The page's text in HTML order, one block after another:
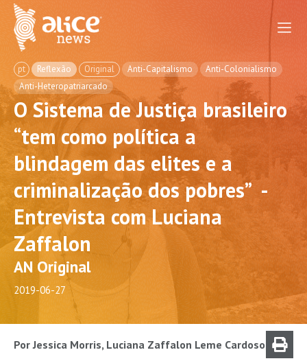
pt Reflexão Original Anti-Capitalismo
Anti-Colonialismo
Anti-Heteropatriarcado
O Sistema de Justiça brasileiro
“tem como política a
blindagem das elites e a
criminalização dos pobres” -
Entrevista com Luciana
Zaffalon
AN Original
2019-06-27
Por Jessica Morris, Luciana Zaffalon Leme Cardoso